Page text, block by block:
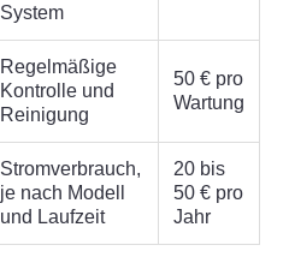
System
Regelmäßige
Kontrolle und
Reinigung
50 € pro
Wartung
Stromverbrauch,
je nach Modell
und Laufzeit
20 bis
50 € pro
Jahr